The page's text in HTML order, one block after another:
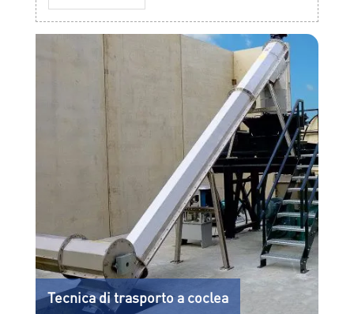
Tecnica di trasporto a coclea